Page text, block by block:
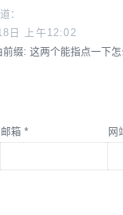
：
日 上午12:02
前缀: 这两个能指点一下
邮箱 * 网